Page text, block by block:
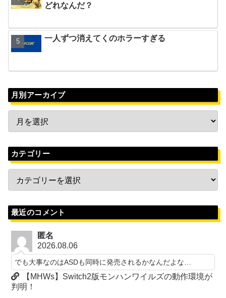
どれなんだ？
一人ずつ消えてくのホラーすぎる
月別アーカイブ
カテゴリー
最近のコメント
匿名
2026.08.06
でも大事なのはASDも同時に発売されるかなんだよな…
【MHWs】Switch2版モンハンワイルズの動作環境が
判明！